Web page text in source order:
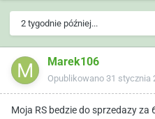
2 tygodnie później...
Marek106
Opublikowano 31 stycznia
Moja RS bedzie do sprzedazy za